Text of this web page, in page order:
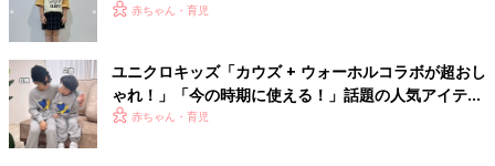
赤ちゃん・育児
ユニクロキッズ「カウズ + ウォーホルコラボが超おし
ゃれ！」「今の時期に使える！」話題の人気アイテム
4選赤ちゃん・育児